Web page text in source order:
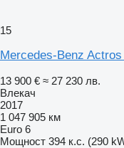
15
Mercedes-Benz
13 900 € ≈ 27 230 лв.
Влекач
2017
1 047 905 км
Euro 6
Мощност 394 к.с. (290